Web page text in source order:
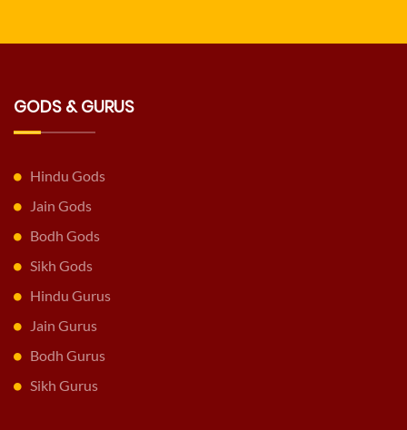
GODS & GURUS
Hindu Gods
Jain Gods
Bodh Gods
Sikh Gods
Hindu Gurus
Jain Gurus
Bodh Gurus
Sikh Gurus